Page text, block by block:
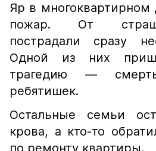
Яр в
пожар. От
пострадали сразу
Одной из них
трагедию —
ребятишек.
Остальные семьи
крова, а кто-то
по ремонту квартиры.